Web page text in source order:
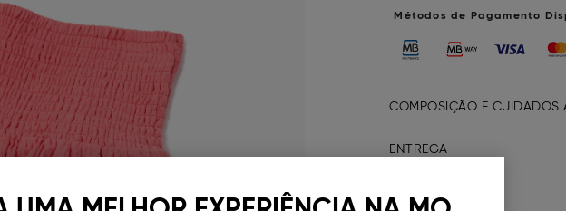
Métodos de Pagamento
COMPOSIÇÃO E CUIDADOS
ENTREGA